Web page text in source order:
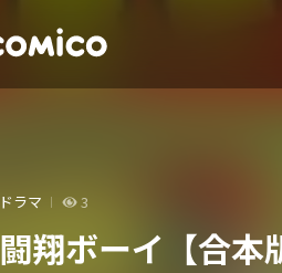
ドラマ 3
闘翔ボーイ【合本